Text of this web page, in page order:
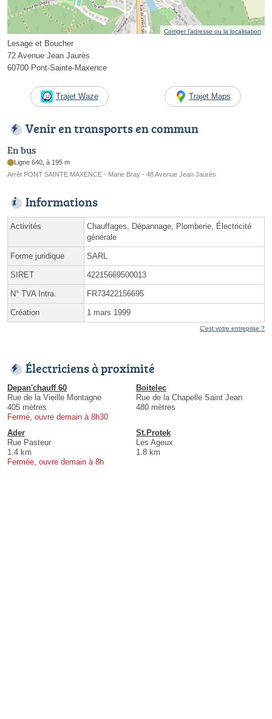
Corriger l’adresse ou la localisation
Lesage et Boucher
72 Avenue Jean Jaurès
60700 Pont-Sainte-Maxence
Trajet Waze Trajet Maps
Venir en transports en commun
En bus
Ligne 640, à 195 m
Arrêt PONT SAINTE MAXENCE - Marie Bray - 48 Avenue Jean Jaurès
Informations
Activités
Chauffages, Dépannage, Plomberie, Électricité
générale
Forme juridique SARL
SIRET 42215669500013
N° TVA Intra. FR73422156695
Création 1 mars 1999
C'est votre entreprise ?
Électriciens à proximité
Depan'chauff 60
Rue de la Vieille Montagne
405 mètres
Fermé, ouvre demain à 8h30
Boitelec
Rue de la Chapelle Saint Jean
480 mètres
Ader
Rue Pasteur
1.4 km
Fermée, ouvre demain à 8h
St.Protek
Les Ageux
1.8 km